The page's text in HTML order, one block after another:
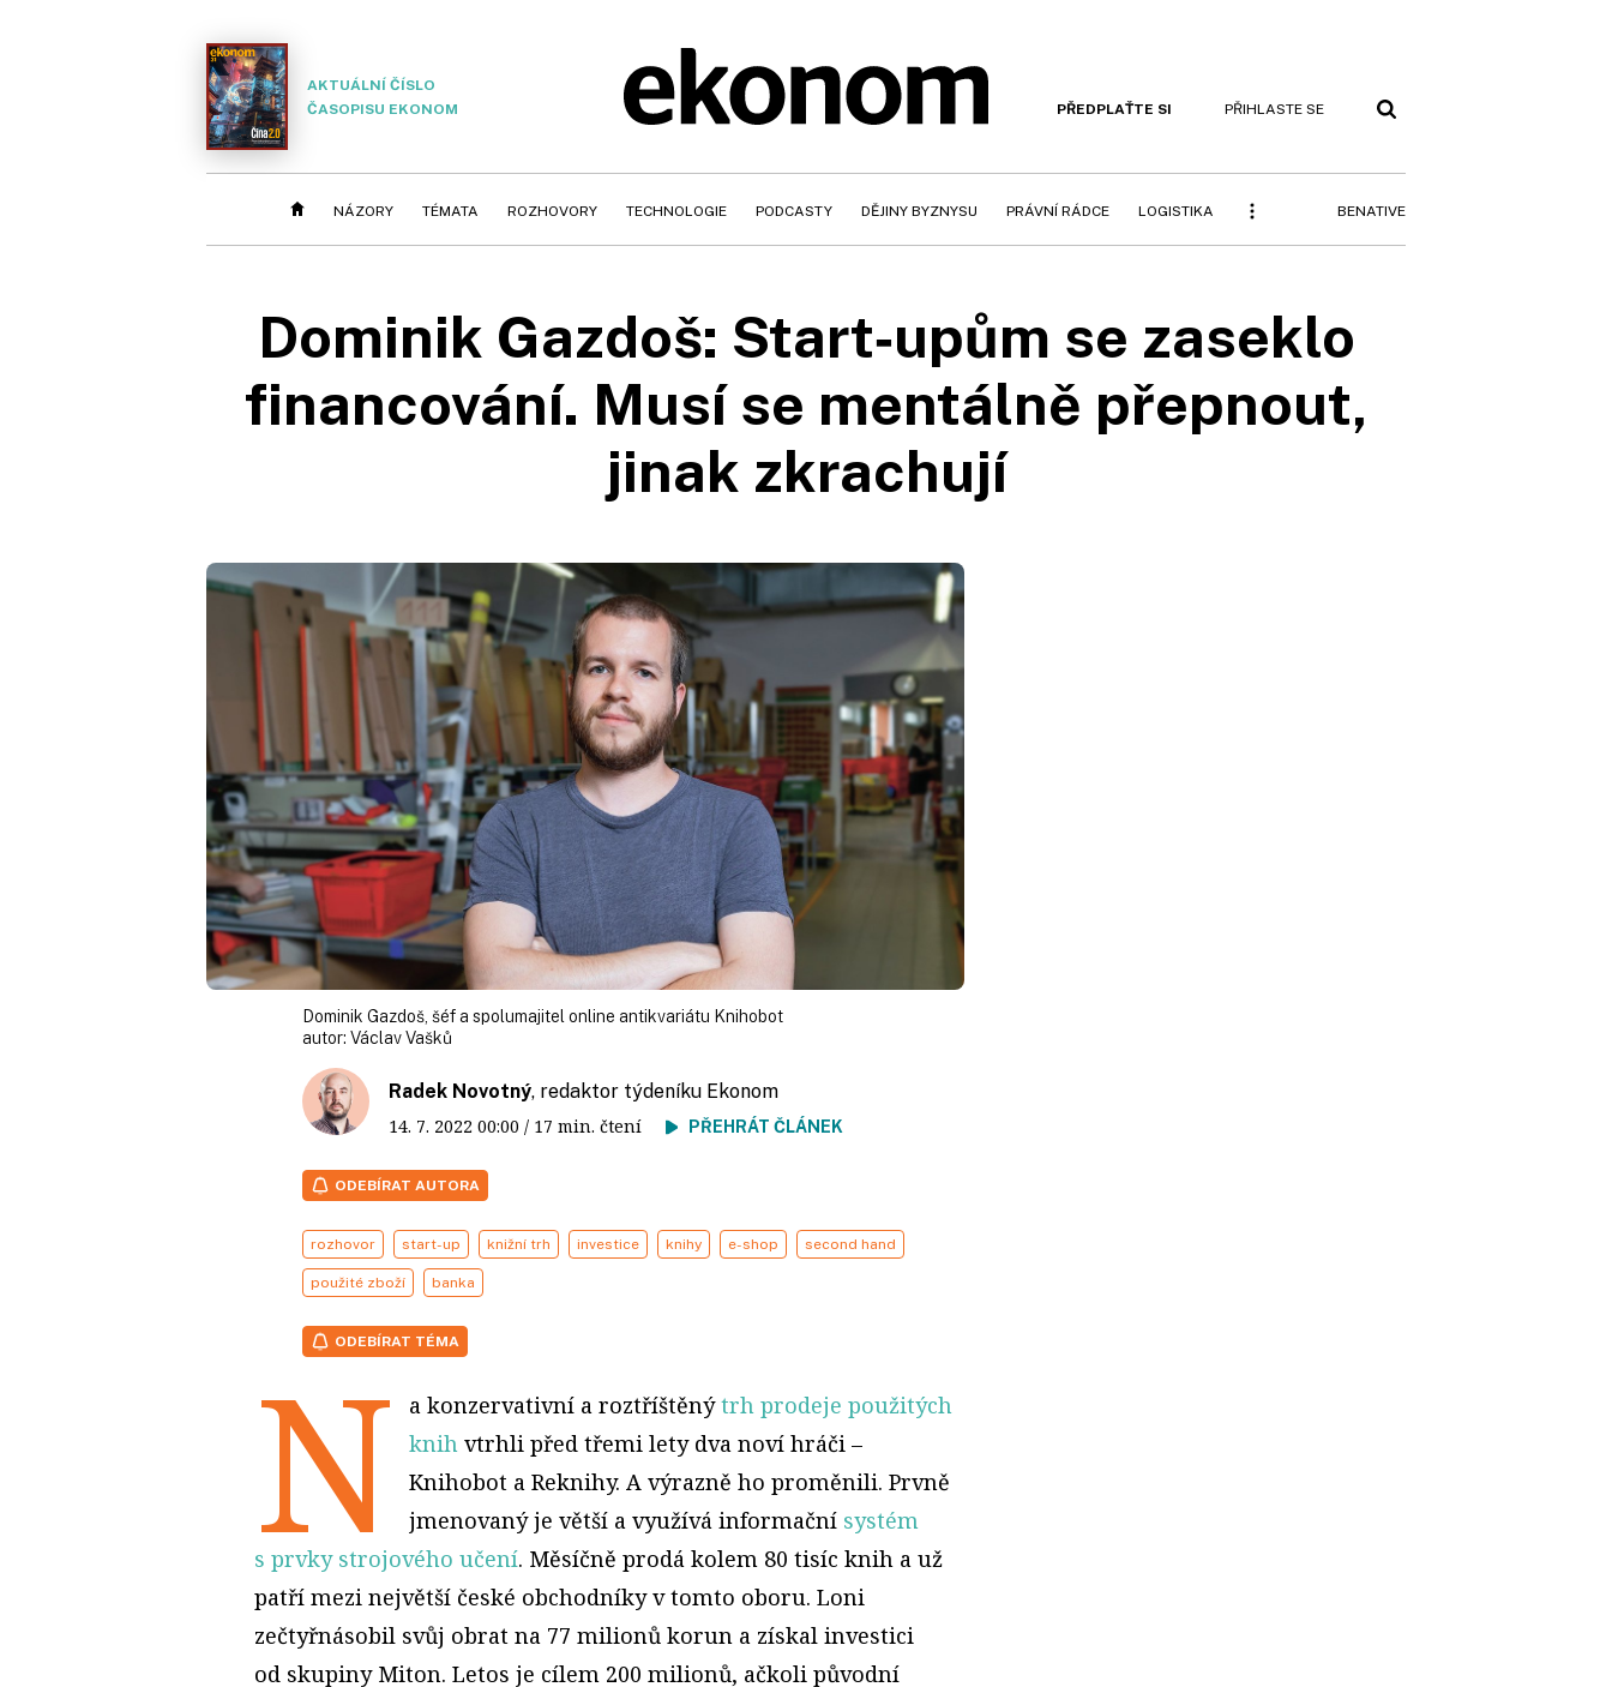
AKTUÁLNÍ ČÍSLO
ČASOPISU EKONOM
PŘEDPLAŤTE SI PŘIHLASTE SE
NÁZORY TÉMATA ROZHOVORY TECHNOLOGIE PODCASTY DĚJINY BYZNYSU PRÁVNÍ RÁDCE LOGISTIKA BENATIVE
Dominik Gazdoš: Start‑upům se zaseklo
financování. Musí se mentálně přepnout,
jinak zkrachují
Dominik Gazdoš, šéf a spolumajitel online antikvariátu Knihobot
autor: Václav Vašků
Radek Novotný, redaktor týdeníku Ekonom
14. 7. 2022 00:00 / 17 min. čtení PŘEHRÁT ČLÁNEK
ODEBÍRAT AUTORA
rozhovor start-up knižní trh investice knihy e-shop second hand
použité zboží banka
ODEBÍRAT TÉMA
N a konzervativní a roztříštěnýtrh prodeje použitých
knih vtrhli před třemi lety dva noví hráči –
Knihobot a Reknihy. A výrazně ho proměnili. Prvně
jmenovaný je větší a využívá informační systém
s prvky strojového učení. Měsíčně prodá kolem 80 tisíc knih a už
patří mezi největší české obchodníky v tomto oboru. Loni
zečtyřnásobil svůj obrat na 77 milionů korun a získal investici
od skupiny Miton. Letos je cílem 200 milionů, ačkoli původní